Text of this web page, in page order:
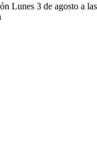
Lunes 3 de agosto a las